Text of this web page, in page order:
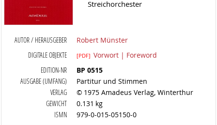
Streichorchester
AUTOR / HERAUSGEBER
Robert Münster
DIGITALE OBJEKTE
[PDF] Vorwort | Foreword
EDITION-NR
BP 0515
AUSGABE (UMFANG)
Partitur und Stimmen
VERLAG
© 1975 Amadeus Verlag, Winterthur
GEWICHT
0.131 kg
ISMN
979-0-015-05150-0